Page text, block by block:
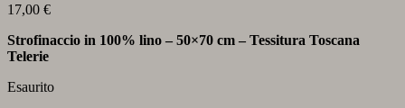
17,00 €
Strofinaccio in 100% lino – 50×70 cm – Tessitura Toscana
Telerie
Esaurito